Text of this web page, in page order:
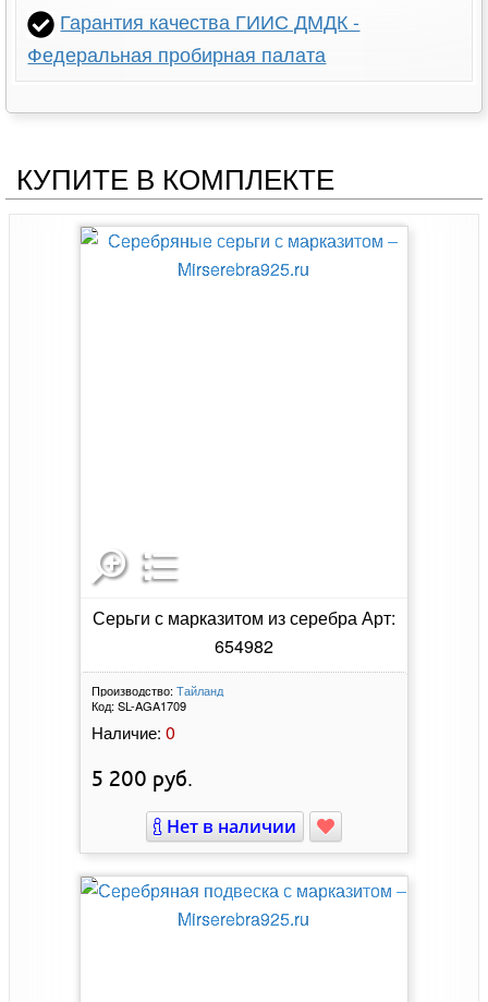
Гарантия качества ГИИС ДМДК -
Федеральная пробирная палата
КУПИТЕ В КОМПЛЕКТЕ
Серьги с марказитом из серебра Арт:
654982
Производство: Тайланд
Код: SL-AGA1709
Наличие: 0
5 200 руб.
Нет в наличии